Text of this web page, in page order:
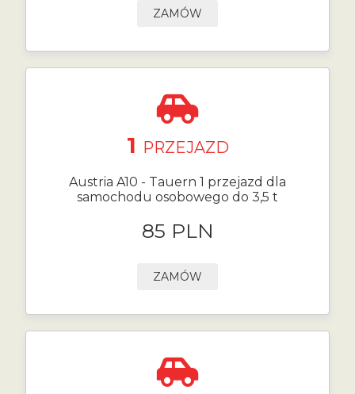
ZAMÓW
1 PRZEJAZD
Austria A10 - Tauern 1 przejazd dla
samochodu osobowego do 3,5 t
85 PLN
ZAMÓW